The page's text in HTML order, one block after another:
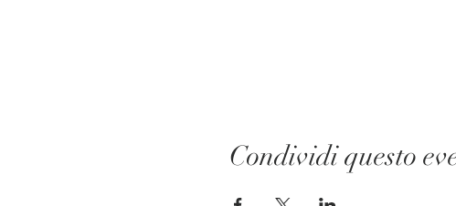
Condividi questo